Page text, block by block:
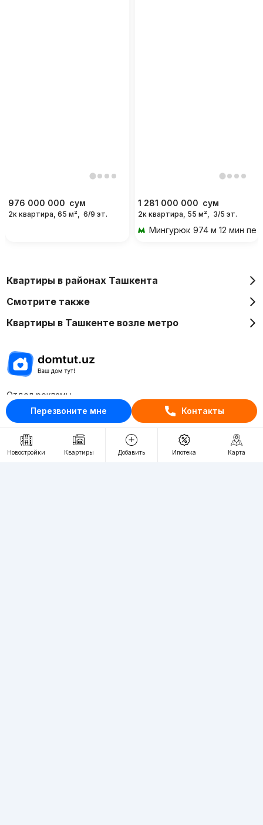
Перезвоните мне Контакты
976 000 000 сум
2к квартира, 65 м², 6/9 эт.
1 281 000 000 сум
2к квартира, 55 м², 3/5 эт.
Мингурюк 974 м 12 мин
Новостройки Квартиры Добавить Ипотека Карта
Квартиры в районах Ташкента
Смотрите также
Квартиры в Ташкенте возле метро
Отдел рекламы
+998 (78) 113-20-86
+998 (93) 390-30-10
Пн-Пт. С 9:30 до 18:00